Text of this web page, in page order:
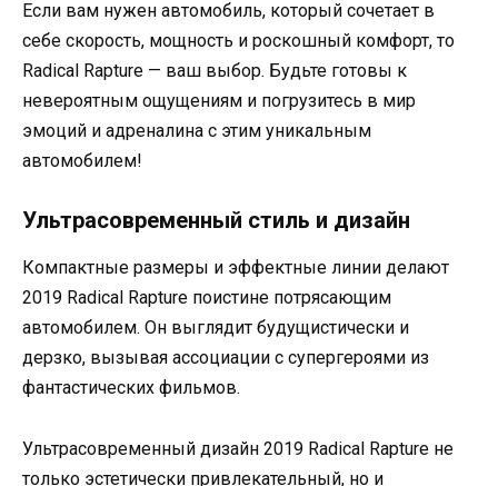
Если вам нужен автомобиль, который сочетает в
себе скорость, мощность и роскошный комфорт, то
Radical Rapture — ваш выбор. Будьте готовы к
невероятным ощущениям и погрузитесь в мир
эмоций и адреналина с этим уникальным
автомобилем!
Ультрасовременный стиль и дизайн
Компактные размеры и эффектные линии делают
2019 Radical Rapture поистине потрясающим
автомобилем. Он выглядит будущистически и
дерзко, вызывая ассоциации с супергероями из
фантастических фильмов.
Ультрасовременный дизайн 2019 Radical Rapture не
только эстетически привлекательный, но и